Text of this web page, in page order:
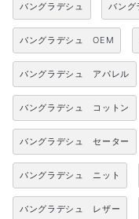
バングラデシュ バング
バングラデシュ OEM
バングラデシュ アパレル
バングラデシュ コットン
バングラデシュ セーター
バングラデシュ ニット
バングラデシュ レザー